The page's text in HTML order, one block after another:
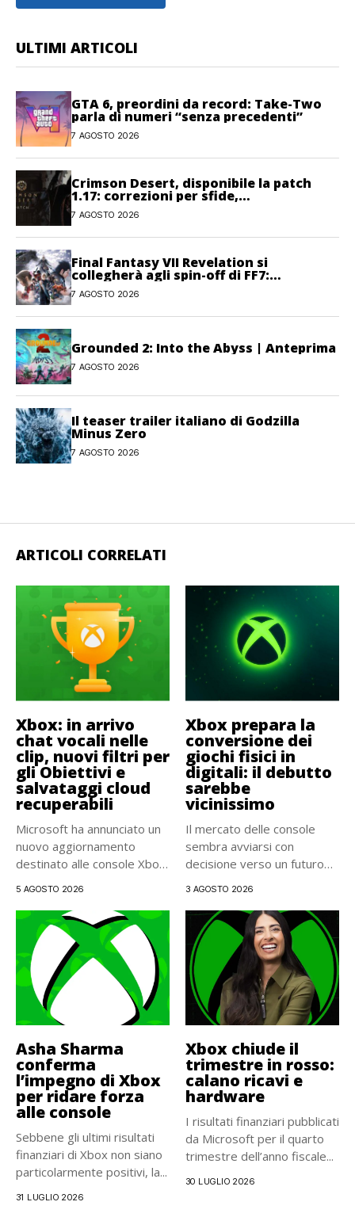
ULTIMI ARTICOLI
GTA 6, preordini da record: Take-Two
parla di numeri “senza precedenti”
7 AGOSTO 2026
Crimson Desert, disponibile la patch
1.17: correzioni per sfide,
combattimento e interfaccia
7 AGOSTO 2026
Final Fantasy VII Revelation si
collegherà agli spin-off di FF7:
Hamaguchi non si pone limiti
7 AGOSTO 2026
Grounded 2: Into the Abyss | Anteprima
7 AGOSTO 2026
Il teaser trailer italiano di Godzilla
Minus Zero
7 AGOSTO 2026
ARTICOLI CORRELATI
Xbox: in arrivo
chat vocali nelle
clip, nuovi filtri per
gli Obiettivi e
salvataggi cloud
recuperabili
Microsoft ha annunciato un
nuovo aggiornamento
destinato alle console Xbox.
5 AGOSTO 2026
Xbox prepara la
conversione dei
giochi fisici in
digitali: il debutto
sarebbe
vicinissimo
Il mercato delle console
sembra avviarsi con
decisione verso un futuro
3 AGOSTO 2026
Asha Sharma
conferma
l’impegno di Xbox
per ridare forza
alle console
Sebbene gli ultimi risultati
finanziari di Xbox non siano
particolarmente positivi, la...
31 LUGLIO 2026
Xbox chiude il
trimestre in rosso:
calano ricavi e
hardware
I risultati finanziari pubblicati
da Microsoft per il quarto
trimestre dell’anno fiscale...
30 LUGLIO 2026